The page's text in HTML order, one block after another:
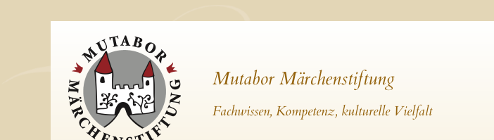
Mutabor Märchenstiftung
Fachwissen, Kompetenz, kulturelle Vielfalt